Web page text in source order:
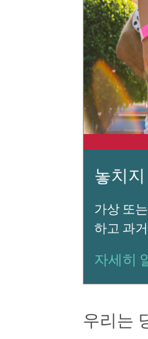
놓치
가상 또
하고 과
자세히
우리는